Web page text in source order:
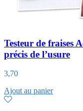
Testeur de fraises
précis de l’usure
3,70
Ajout au panier